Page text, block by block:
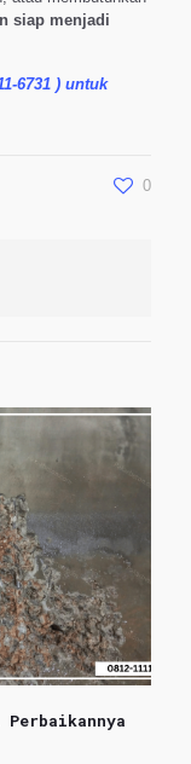
siap menjadi
6731 ) untuk
0